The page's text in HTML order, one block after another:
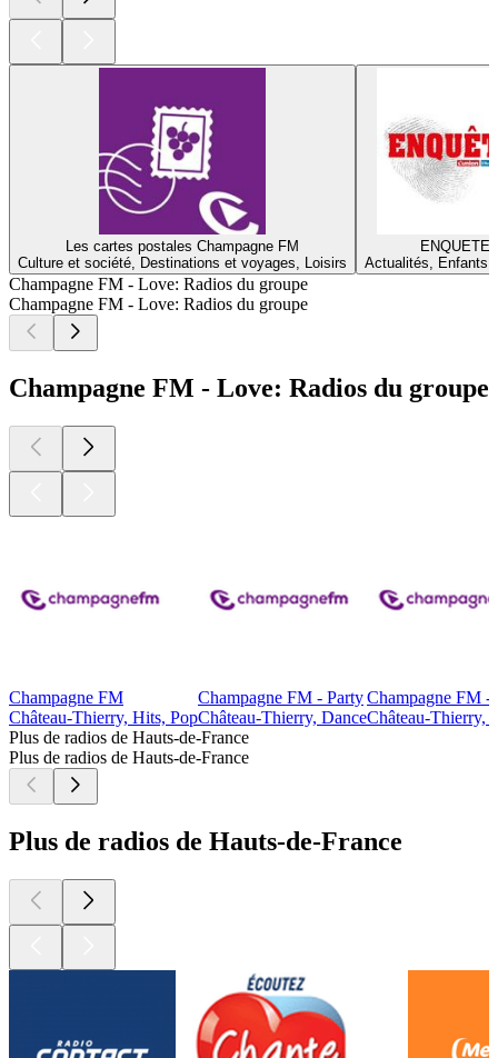
Les cartes postales Champagne FM
Culture et société, Destinations et voyages, Loisirs
Actualités, Enfants
Champagne FM - Love: Radios du groupe
Champagne FM - Love: Radios du groupe
Champagne FM - Love: Radios du groupe
Champagne FM
Château-Thierry, Hits, Pop
Champagne FM - Party
Château-Thierry, Dance
Champagne FM -
Château-Thierry,
Plus de radios de Hauts-de-France
Plus de radios de Hauts-de-France
Plus de radios de Hauts-de-France